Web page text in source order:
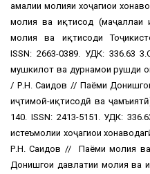
амалии молияи хоҷагиҳои
молия ва иқтисод (маҷаллаи
молия ва иқтисоди
ISSN: 2663-0389. УДК: 336.63
мушкилот ва дурнамои рушди
/ Р.Н. Саидов // Паёми
иҷтимоӣ-иқтисодӣ ва
140. ISSN: 2413-5151. УДК:
истеъмолии хоҷагиҳои
Р.Н. Саидов // Паёми молия
Донишгоҳи давлатии молия ва